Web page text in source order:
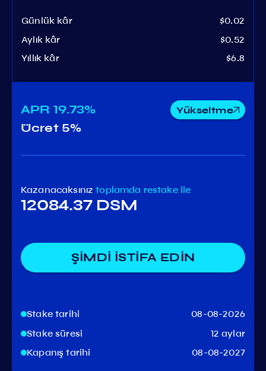
Günlük kâr
$0.02
Aylık kâr
$0.52
Yıllık kâr
$6.8
APR 19.73% Yükseltme
Ücret5%
Kazanacaksınız toplamda restake ile
12084.37 DSM
ŞİMDİ İSTİFA EDİN
Stake tarihi
08-08-2026
Stake süresi
12 aylar
Kapanış tarihi
08-08-2027